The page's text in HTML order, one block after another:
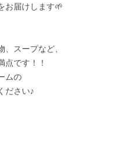
お届けします🌱
スープなど、
点です！！
ムの
ださい♪